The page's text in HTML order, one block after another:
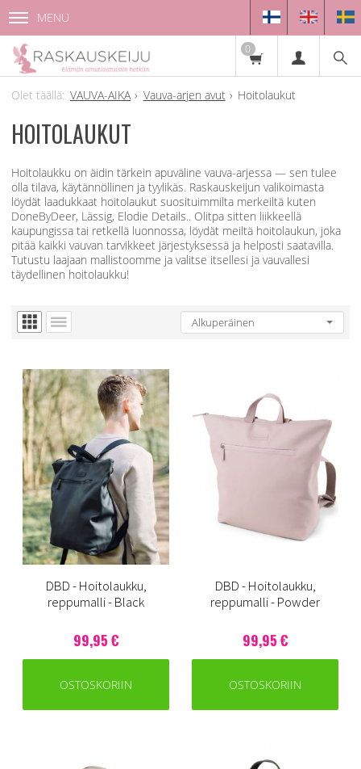
MENU
0
VAUVA-AIKA Vauva-arjen avut Hoitolaukut
HOITOLAUKUT
Hoitolaukku on äidin tärkein apuväline vauva-arjessa — sen tulee
olla tilava, käytännöllinen ja tyylikäs. Raskauskeijun valikoimasta
löydät laadukkaat hoitolaukut suosituimmilta merkeiltä kuten
DoneByDeer, Lässig, Elodie Details.. Olitpa sitten liikkeellä
kaupungissa tai retkellä luonnossa, löydät meiltä hoitolaukun, joka
pitää kaikki vauvan tarvikkeet järjestyksessä ja helposti saatavilla.
Tutustu laajaan mallistoomme ja valitse itsellesi ja vauvallesi
täydellinen hoitolaukku!
DBD - Hoitolaukku,
reppumalli - Black
99,95 €
OSTOSKORIIN
DBD - Hoitolaukku,
reppumalli - Powder
99,95 €
OSTOSKORIIN